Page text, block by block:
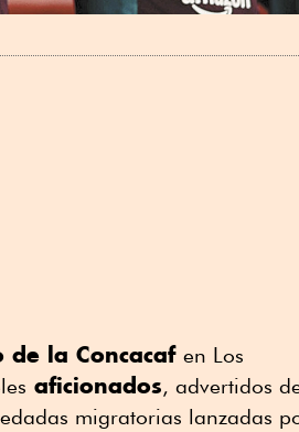
de la Concacaf en Los
aficionados, advertidos
migratorias lanzadas